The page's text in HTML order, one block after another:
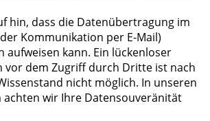
hin, dass die Datenübertragung im
Kommunikation per E-Mail)
aufweisen kann. Ein lückenloser
vor dem Zugriff durch Dritte ist nach
nicht möglich. In unseren
achten wir Ihre Datensouveränität